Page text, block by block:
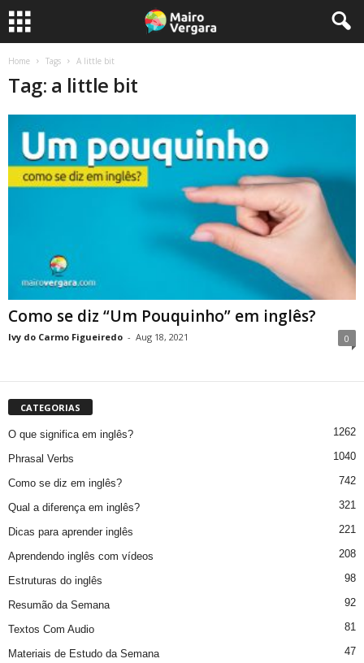
Home Tags A little bit
Tag: a little bit
Como se diz “Um Pouquinho” em inglês?
Ivy do Carmo Figueiredo - Aug 18, 2021 0
CATEGORIAS
O que significa em inglês? 1262
Phrasal Verbs 1040
Como se diz em inglês? 742
Qual a diferença em inglês? 321
Dicas para aprender inglês 221
Aprendendo inglês com vídeos 208
Estruturas do inglês 98
Resumão da Semana 92
Textos Com Audio 81
Materiais de Estudo da Semana 47